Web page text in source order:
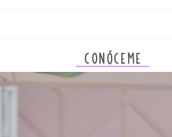
CONÓCEME